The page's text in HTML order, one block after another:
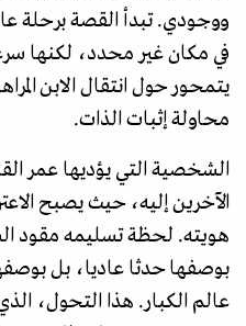
ووجودي. تبدأ القصة برحلة
في مكان غير محدد، لكنها
يتمحور حول انتقال الابن
محاولة إثبات الذات.
الشخصية التي يؤديها عمر
الآخرين إليه، حيث يصبح
هويته. لحظة تسليمه مقود
بوصفها حدثا عاديا، بل
عالم الكبار. هذا التحول،